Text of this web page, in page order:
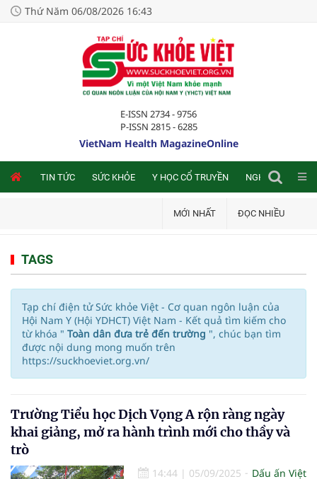
Thứ Năm 06/08/2026 16:43
E-ISSN 2734 - 9756
P-ISSN 2815 - 6285
VietNam Health MagazineOnline
TIN TỨC SỨC KHỎE Y HỌC CỔ TRUYỀN NGHIÊN CỨU
MỚI NHẤT ĐỌC NHIỀU
TAGS
Tạp chí điện tử Sức khỏe Việt - Cơ quan ngôn luận của
Hội Nam Y (Hội YDHCT) Việt Nam - Kết quả tìm kiếm cho
từ khóa " Toàn dân đưa trẻ đến trường ", chúc bạn tìm
được nội dung mong muốn trên
https://suckhoeviet.org.vn/
Trường Tiểu học Dịch Vọng A rộn ràng ngày
khai giảng, mở ra hành trình mới cho thầy và
trò
14:44 | 05/09/2025
Dấu ấn Việt